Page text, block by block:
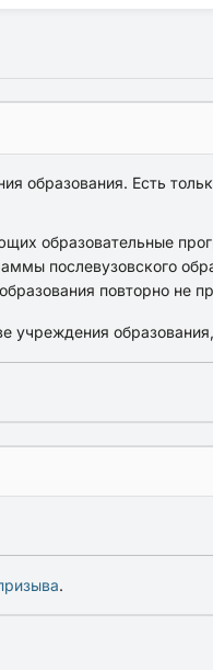
образования. Есть
образовательные
послевузовского
повторно не
.